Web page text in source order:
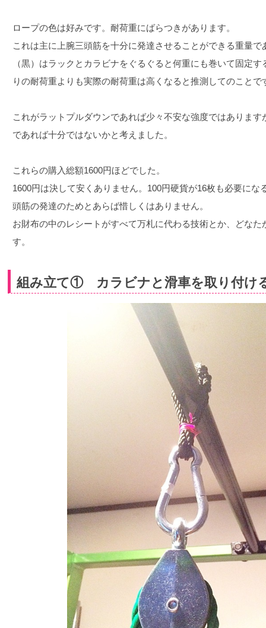
ロープの色は好みです。耐荷重にばらつきがあります。
これは主に上腕三頭筋を十分に発達させることができる重量
（黒）はラックとカラビナをぐるぐると何重にも巻いて固定
りの耐荷重よりも実際の耐荷重は高くなると推測してのことで
これがラットプルダウンであれば少々不安な強度ではありま
であれば十分ではないかと考えました。
これらの購入総額1600円ほどでした。
1600円は決して安くありません。100円硬貨が16枚も必要にな
頭筋の発達のためとあらば惜しくはありません。
お財布の中のレシートがすべて万札に代わる技術とか、どな
す。
組み立て① カラビナと滑車を取り付け